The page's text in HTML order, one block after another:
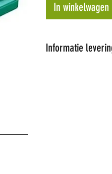
In winkelwagen
Informatie